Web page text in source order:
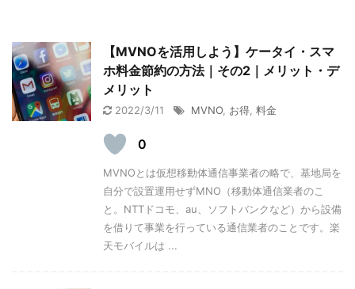
【MVNOを活用しよう】ケータイ・スマ
ホ料金節約の方法｜その2｜メリット・デ
メリット
2022/3/11 MVNO お得 料金
0
MVNOとは仮想移動体通信事業者の略で、基地局を
自分で設置運用せずMNO（移動体通信業者のこ
と。NTTドコモ、au、ソフトバンクなど）から設備
を借りて事業を行っている通信業者のことです。楽
天モバイルは ...